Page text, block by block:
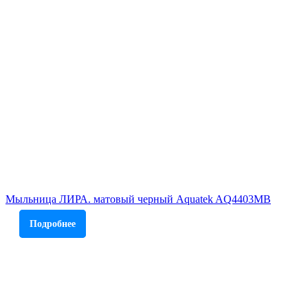
Мыльница ЛИРА. матовый черный Aquatek AQ4403MB
Подробнее